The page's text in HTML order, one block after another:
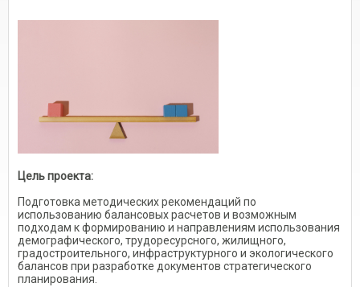
Цель проекта:
Подготовка методических рекомендаций по
использованию балансовых расчетов и возможным
подходам к формированию и направлениям использования
демографического, трудоресурсного, жилищного,
градостроительного, инфраструктурного и экологического
балансов при разработке документов стратегического
планирования.